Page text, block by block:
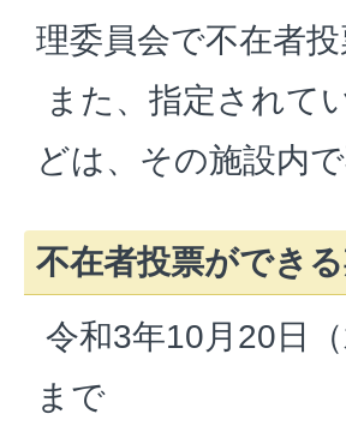
理委員会で不在者
また、指定されて
どは、その施設内
不在者投票ができ
令和3年10月20日
まで